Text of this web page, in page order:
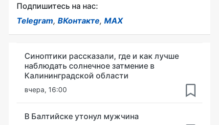
Подпишитесь на нас:
Telegram, ВКонтакте, MAX
Синоптики рассказали, где и как лучше
наблюдать солнечное затмение в
Калининградской области
вчера, 16:00
В Балтийске утонул мужчина